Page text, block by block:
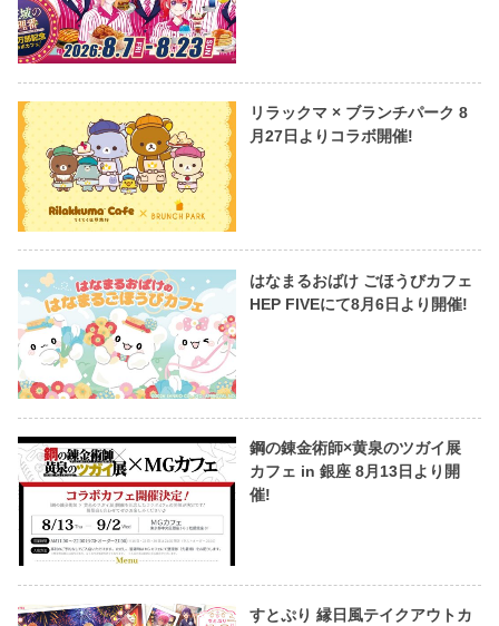
リラックマ × ブランチパーク 8
月27日よりコラボ開催!
はなまるおばけ ごほうびカフェ
HEP FIVEにて8月6日より開催!
鋼の錬金術師×黄泉のツガイ展
カフェ in 銀座 8月13日より開
催!
すとぷり 縁日風テイクアウトカ